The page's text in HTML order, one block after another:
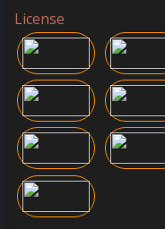
License